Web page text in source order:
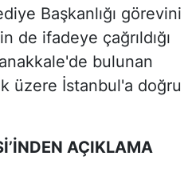
Başkanlığı görevini
de ifadeye çağrıldığı
bulunan
üzere İstanbul'a doğru
AÇIKLAMA